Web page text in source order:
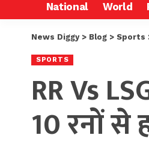
National World
News Diggy> Blog > Sports
SPORTS
RR Vs
10 रनों से